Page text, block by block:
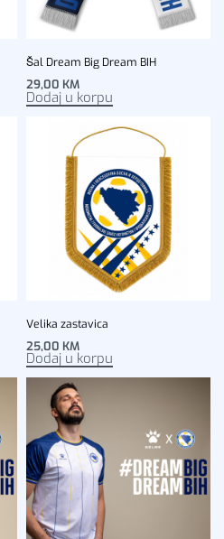
Šal Dream Big Dream BIH
29,00 KM
Dodaj u korpu
Velika zastavica
25,00 KM
Dodaj u korpu